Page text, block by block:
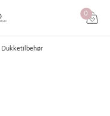
0
Dukketilbehør